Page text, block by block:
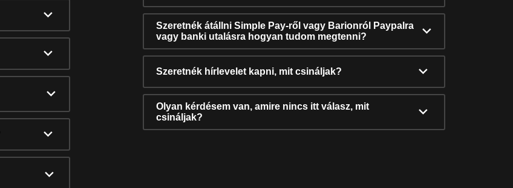
Szeretnék átállni Simple Pay-ről vagy Barionról Paypalra
vagy banki utalásra hogyan tudom megtenni?
Szeretnék hírlevelet kapni, mit csináljak?
Olyan kérdésem van, amire nincs itt válasz, mit
csináljak?